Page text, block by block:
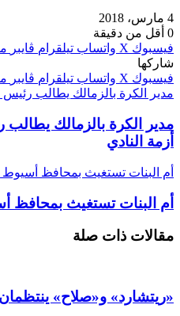
4 مارس، 2018
0 أقل من دقيقة
فيسبوك ‫X واتساب تيلقرام ڤايبر
شاركها
فيسبوك ‫X واتساب تيلقرام ڤايبر
مدير الكرة بالزمالك يطالب رئيس
مدير الكرة بالزمالك يطالب
أزمة النادي
أم البنات تستغيث بمحافظ أسيوط
أم البنات تستغيث بمحافظ
مقالات ذات صلة
«ريتشارد» و«صلاح»